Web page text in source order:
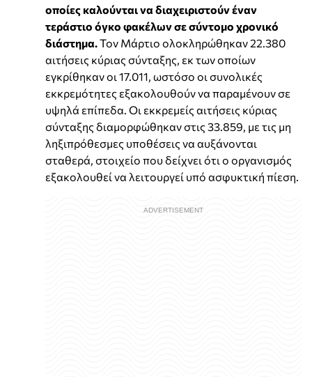
οποίες καλούνται να διαχειριστούν έναν
τεράστιο όγκο φακέλων σε σύντομο χρονικό
διάστημα. Τον Μάρτιο ολοκληρώθηκαν 22.380
αιτήσεις κύριας σύνταξης, εκ των οποίων
εγκρίθηκαν οι 17.011, ωστόσο οι συνολικές
εκκρεμότητες εξακολουθούν να παραμένουν σε
υψηλά επίπεδα. Οι εκκρεμείς αιτήσεις κύριας
σύνταξης διαμορφώθηκαν στις 33.859, με τις μη
ληξιπρόθεσμες υποθέσεις να αυξάνονται
σταθερά, στοιχείο που δείχνει ότι ο οργανισμός
εξακολουθεί να λειτουργεί υπό ασφυκτική πίεση.